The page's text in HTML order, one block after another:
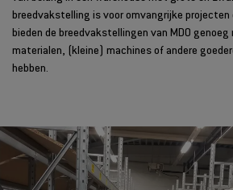
breedvakstelling is voor omvangrijke projecten
bieden de breedvakstellingen van MDO genoeg
materialen, (kleine) machines of andere
hebben.